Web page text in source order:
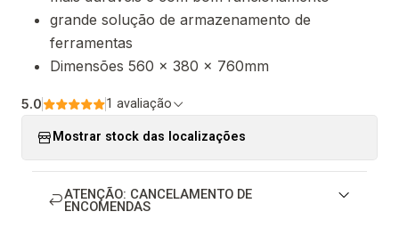
grande solução de armazenamento de
ferramentas
Dimensões 560 x 380 x 760mm
5.0 1 avaliação
Mostrar stock das localizações
ATENÇÃO: CANCELAMENTO DE
ENCOMENDAS